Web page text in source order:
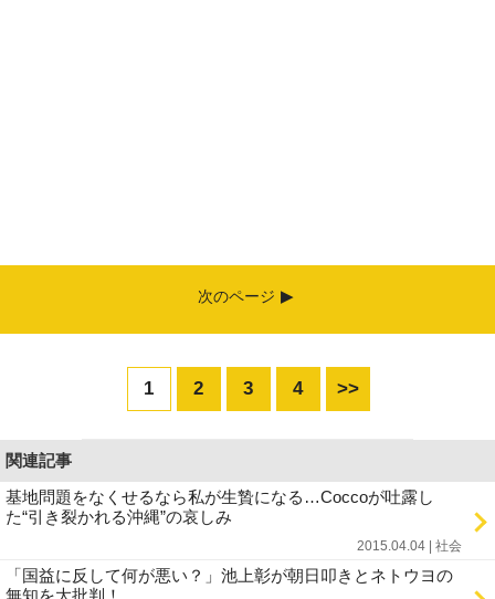
次のページ
1 2 3 4 >>
関連記事
基地問題をなくせるなら私が生贄になる…Coccoが吐露し
た“引き裂かれる沖縄”の哀しみ
2015.04.04 | 社会
「国益に反して何が悪い？」池上彰が朝日叩きとネトウヨの
無知を大批判！